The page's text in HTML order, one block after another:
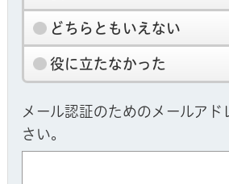
どちらともいえない
役に立たなかった
メール認証のためのメールアド
さい。